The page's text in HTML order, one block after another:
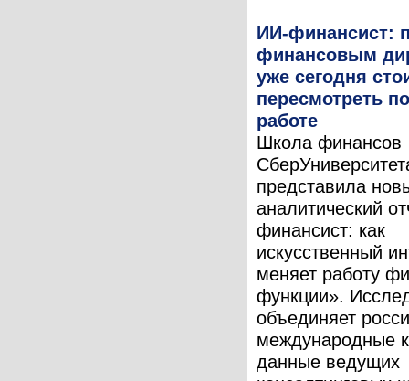
ИИ-финансист:
финансовым
уже сегодня
пересмотреть
работе
Школа финансов
представила
аналитический
финансист: как
искусственный
меняет работу
функции».
объединяет
международные
данные ведущих